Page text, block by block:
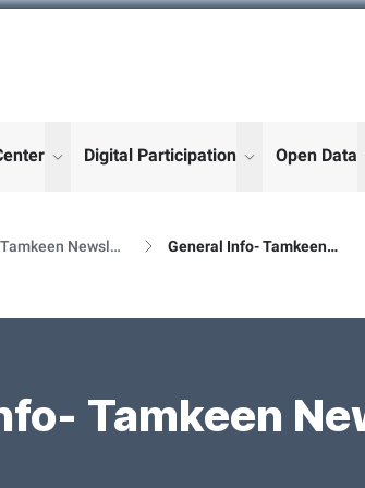
for "More"
show submenu for "More"
Digital Participation showOpen Data
Al Tamkeen Newsletter Releases General Info- Tamkeen Newsletter Details
Tamkeen